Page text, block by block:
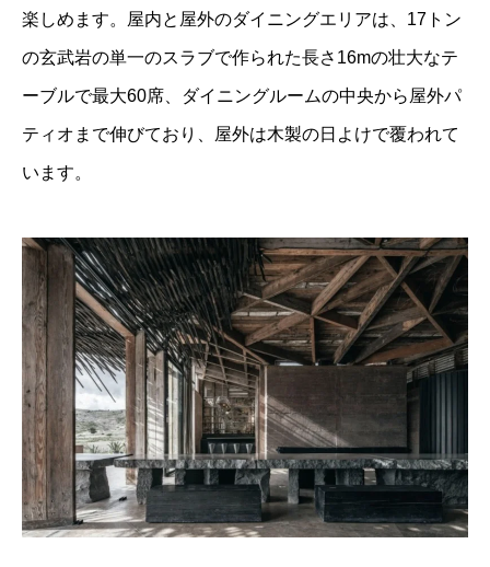
楽しめます。屋内と屋外のダイニングエリアは、17トン
の玄武岩の単一のスラブで作られた長さ16mの壮大なテ
ーブルで最大60席、ダイニングルームの中央から屋外パ
ティオまで伸びており、屋外は木製の日よけで覆われて
います。